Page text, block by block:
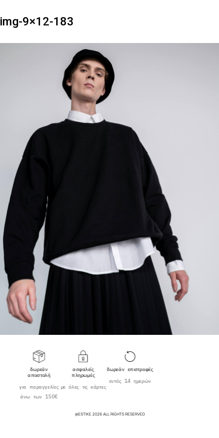
img-9×12-183
δωρεάν
αποστολή
για παραγγελίες
άνω των 150€
ασφαλείς
πληρωμές
με όλες τις κάρτες
δωρεάν επιστροφές
εντός 14 ημερών
@ESTIKE 2026 ALL RIGHTS RESERVED